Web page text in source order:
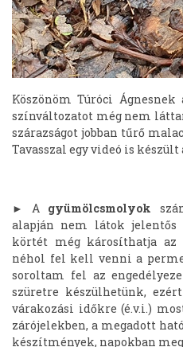
Köszönöm Túróci
színváltozatot még nem
szárazságot jobban tűrő
Tavasszal egyvideó is készült
► A gyümölcsmolyok
alapján nem látok jelentős
körtét még károsíthatja
néhol fel kell venni a
soroltam fel az
szüretre készülhetünk,
várakozási időkre (é.v.i.)
zárójelekben, a megadott
készítmények, napokban